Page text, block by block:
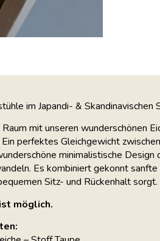
im Japandi- & Skandinavischen
mit unseren wunderschönen
perfektes Gleichgewicht
minimalistische
Es kombiniert gekonnt
Sitz- und Rückenhalt sorgt.
möglich.